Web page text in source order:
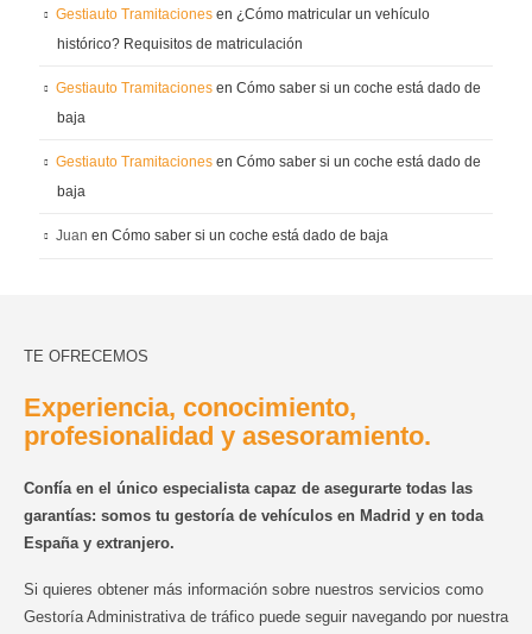
Gestiauto Tramitaciones en ¿Cómo matricular un vehículo
histórico? Requisitos de matriculación
Gestiauto Tramitaciones en Cómo saber si un coche está dado de
baja
Gestiauto Tramitaciones en Cómo saber si un coche está dado de
baja
Juan en Cómo saber si un coche está dado de baja
TE OFRECEMOS
Experiencia, conocimiento,
profesionalidad y asesoramiento.
Confía en el único especialista capaz de asegurarte todas las
garantías: somos tu gestoría de vehículos en Madrid y en toda
España y extranjero.
Si quieres obtener más información sobre nuestros servicios como
Gestoría Administrativa de tráfico puede seguir navegando por nuestra